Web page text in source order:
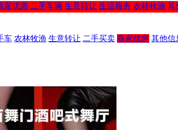
家优惠 二手车辆 生意转让 生活服务 农林牧渔 其
车 农林牧渔 生意转让 二手买卖 商家优惠 其他信